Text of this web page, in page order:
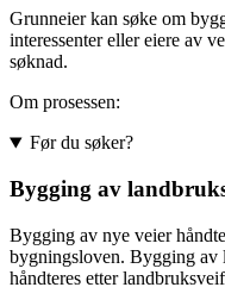
Grunneier kan søke om
interessenter eller eiere av
søknad.
Om prosessen:
Før du søker?
Bygging av
Bygging av nye veier
bygningsloven. Bygging av
håndteres etter